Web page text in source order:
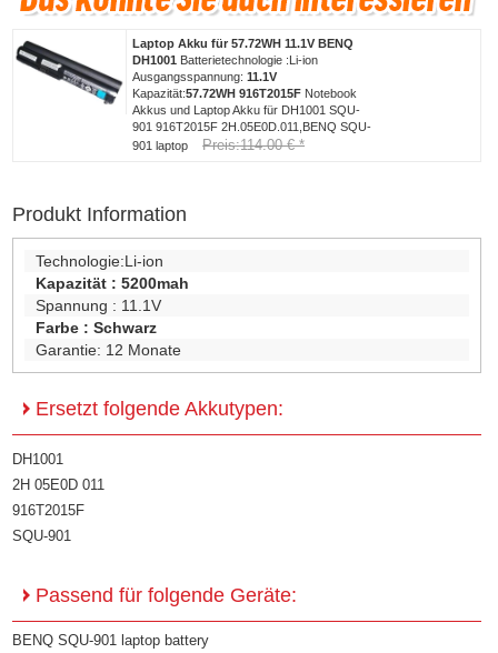
Laptop Akku für 57.72WH 11.1V BENQ
DH1001 Batterietechnologie :Li-ion
Ausgangsspannung:11.1V
Kapazität:57.72WH 916T2015F Notebook
Akkus und Laptop Akku für DH1001 SQU-
901 916T2015F 2H.05E0D.011,BENQ SQU-
901 laptop
Preis:114.00 € *
Produkt Information
Technologie:Li-ion
Kapazität :5200mah
Spannung : 11.1V
Farbe :Schwarz
Garantie: 12 Monate
Ersetzt folgende Akkutypen:
DH1001
2H 05E0D 011
916T2015F
SQU-901
Passend für folgende Geräte:
BENQ SQU-901 laptop battery